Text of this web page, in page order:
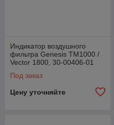
Индикатор воздушного
фильтра Genesis TM1000 /
Vector 1800, 30-00406-01
Под заказ
Цену уточняйте